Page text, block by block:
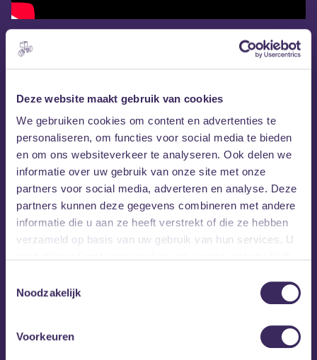
Deze website maakt gebruik van cookies
We gebruiken cookies om content en advertenties te
personaliseren, om functies voor social media te bieden
en om ons websiteverkeer te analyseren. Ook delen we
informatie over uw gebruik van onze site met onze
partners voor social media, adverteren en analyse. Deze
partners kunnen deze gegevens combineren met andere
informatie die u aan ze heeft verstrekt of die ze hebben
verzameld op basis van uw gebruik van hun services. U
Noodzakelijk
Voorkeuren